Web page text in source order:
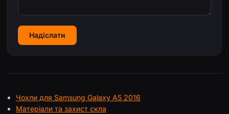
Надіслати
Чохли для Samsung Galaxy A5 2016
Матеріали та захист скла